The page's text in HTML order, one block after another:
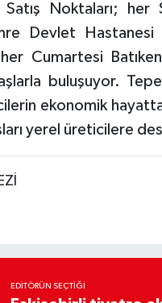
Satış Noktaları; her
Devlet Hastanesi
Cumartesi
buluşuyor.
ekonomik
yerel üreticilere
EDITÖRÜN SEÇTIĞI